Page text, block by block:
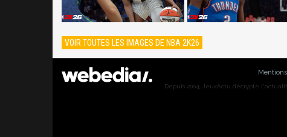
VOIR TOUTES LES IMAGES DE NBA 2K26
Depuis 2004, JeuxActu décrypte